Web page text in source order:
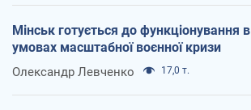
Мінськ готується до функціонування в
умовах масштабної воєнної кризи
Олександр Левченко 17,0 т.